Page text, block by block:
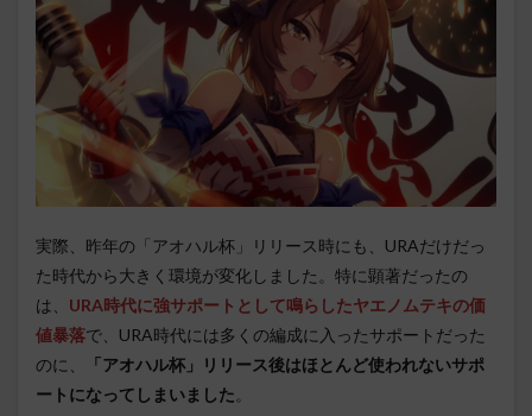
実際、昨年の「アオハル杯」リリース時にも、URAだけだっ
た時代から大きく環境が変化しました。特に顕著だったの
は、 URA時代に強サポートとして鳴らしたヤエノムテキの価
値暴落で、URA時代には多くの編成に入ったサポートだった
のに、
「アオハル杯」リリース後はほとんど使われないサポ
ートになってしまいました。